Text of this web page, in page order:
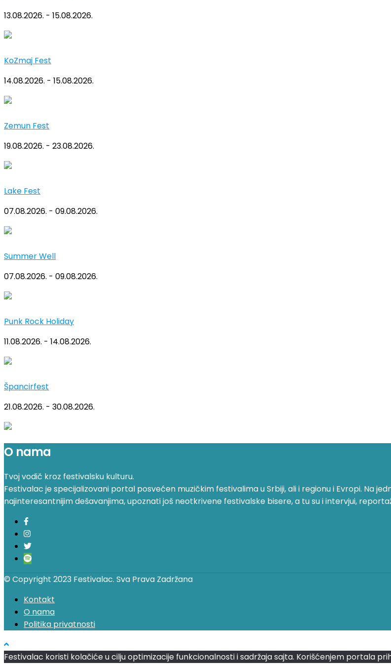
13.08.2026. - 15.08.2026.
KoZmaj Fest
14.08.2026. - 15.08.2026.
Zemun Fest
19.08.2026. - 23.08.2026.
Lake Fest
07.08.2026. - 09.08.2026.
Summer Well
07.08.2026. - 09.08.2026.
Punk Rock Holiday
11.08.2026. - 14.08.2026.
Špancirfest
21.08.2026. - 30.08.2026.
O nama
Tvoj vodič kroz festivalsku kulturu.
Festivalac je specijalizovani portal posvećen muzičkim festivalima u Srbiji, ali i regionu i Evropi. Na
najinteresantnijim dešavanjima, upoznati još neotkrivene festivalske bisere, a tu su i intervjui,
© Copyright 2023 Festivalac. Sva Prava Zadržana
Kontakt
O nama
Politika privatnosti
Festivalac koristi kolačiće u cilju optimizacije funkcionalnosti i sadržaja sajta. Korišćenjem portala